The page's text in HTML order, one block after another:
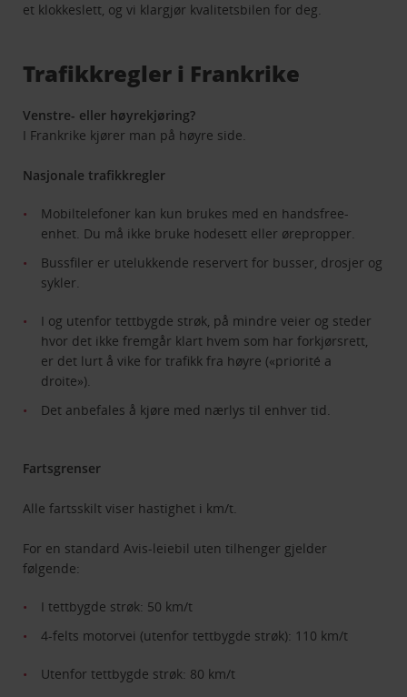
et klokkeslett, og vi klargjør kvalitetsbilen for deg.
Trafikkregler i Frankrike
Venstre- eller høyrekjøring?
I Frankrike kjører man på høyre side.
Nasjonale trafikkregler
Mobiltelefoner kan kun brukes med en handsfree-
enhet. Du må ikke bruke hodesett eller ørepropper.
Bussfiler er utelukkende reservert for busser, drosjer og
sykler.
I og utenfor tettbygde strøk, på mindre veier og steder
hvor det ikke fremgår klart hvem som har forkjørsrett,
er det lurt å vike for trafikk fra høyre («priorité a
droite»).
Det anbefales å kjøre med nærlys til enhver tid.
Fartsgrenser
Alle fartsskilt viser hastighet i km/t.
For en standard Avis-leiebil uten tilhenger gjelder
følgende:
I tettbygde strøk: 50 km/t
4-felts motorvei (utenfor tettbygde strøk): 110 km/t
Utenfor tettbygde strøk: 80 km/t